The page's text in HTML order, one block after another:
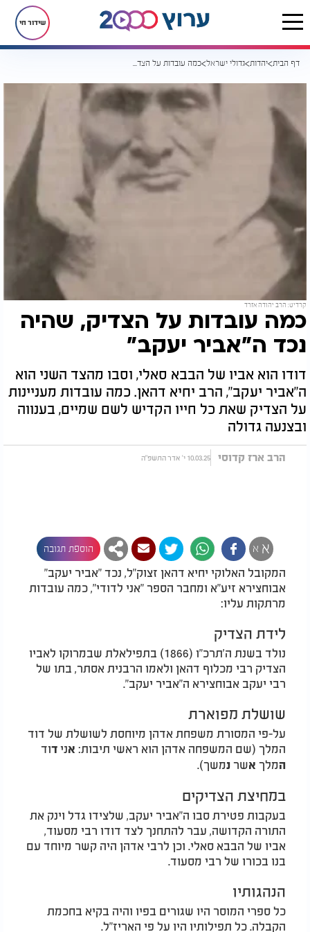
שידור חי
דף הבית יהדות גדולי ישראל כמה עובדות על הצדיק, שהיה נכד ה"אביר יעקב"
קרדיט: הרב יהודה אזרד
כמה עובדות על הצדיק, שהיה
נכד ה"אביר יעקב"
דודו הוא אביו של הבבא סאלי, וסבו מהצד השני הוא
ה"אביר יעקב", הרב יחיא דהאן. כמה עובדות מעניינות
על הצדיק שאת כל חייו הקדיש לשם שמיים, בענווה
ובצנעה גדולה
הרב ארז קדוסי 10.03.25 י' אדר התשפ"ה
א א הוספת תגובה
המקובל האלוקי יחיא דהאן זצוק"ל, נכד "אביר יעקב"
אבוחצירא זיע"א ומחבר הספר "אני לדודי", כמה עובדות
מרתקות עליו:
לידת הצדיק
נולד בשנת ה'תרכ"ו (1866) בתפילאלת שבמרוקו לאביו
הצדיק רבי מכלוף דהאן ולאמו הרבנית אסתר, בתו של
רבי יעקב אבוחצירא ה"אביר יעקב".
שושלת מפוארת
על-פי המסורת משפחת אדהן מיוחסת לשושלת של דוד
המלך (שם המשפחה אדהן הוא ראשי תיבות: אנידוד
המלך אשרנמשך).
במחיצת הצדיקים
בעקבות פטירת סבו ה"אביר יעקב, שלצידו גדל וינק את
התורה הקדושה, עבר להתחנך לצד דודו רבי מסעוד,
אביו של הבבא סאלי. וכן לרבי אדהן היה קשר מיוחד עם
בנו בכורו של רבי מסעוד.
הנהגותיו
כל ספרי המוסר היו שגורים בפיו והיה בקיא בחכמת
הקבלה. כל תפילותיו היו על פי האריז"ל.